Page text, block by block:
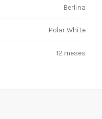
Berlina
Polar White
12 meses